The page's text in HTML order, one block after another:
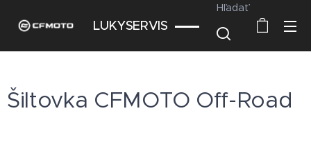
LUKYSERVIS
Hľadať
Šiltovka CFMOTO Off-Road